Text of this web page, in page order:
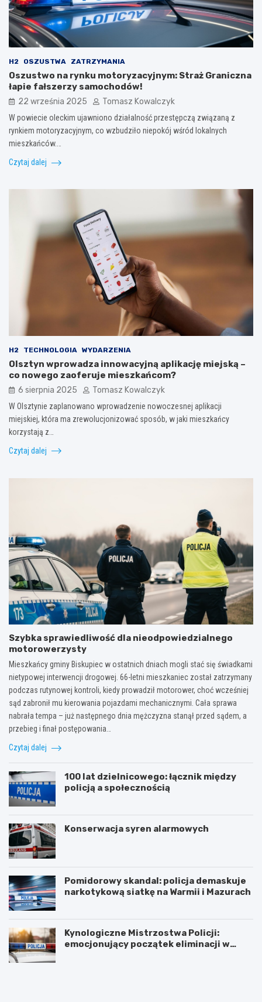
H2 OSZUSTWA ZATRZYMANIA
Oszustwo na rynku motoryzacyjnym: Straż Graniczna
łapie fałszerzy samochodów!
22 września 2025 Tomasz Kowalczyk
W powiecie oleckim ujawniono działalność przestępczą związaną z
rynkiem motoryzacyjnym, co wzbudziło niepokój wśród lokalnych
mieszkańców.…
Czytaj dalej
H2 TECHNOLOGIA WYDARZENIA
Olsztyn wprowadza innowacyjną aplikację miejską –
co nowego zaoferuje mieszkańcom?
6 sierpnia 2025 Tomasz Kowalczyk
W Olsztynie zaplanowano wprowadzenie nowoczesnej aplikacji
miejskiej, która ma zrewolucjonizować sposób, w jaki mieszkańcy
korzystają z…
Czytaj dalej
Szybka sprawiedliwość dla nieodpowiedzialnego
motorowerzysty
Mieszkańcy gminy Biskupiec w ostatnich dniach mogli stać się świadkami
nietypowej interwencji drogowej. 66-letni mieszkaniec został zatrzymany
podczas rutynowej kontroli, kiedy prowadził motorower, choć wcześniej
sąd zabronił mu kierowania pojazdami mechanicznymi. Cała sprawa
nabrała tempa – już następnego dnia mężczyzna stanął przed sądem, a
przebieg i finał postępowania…
Czytaj dalej
100 lat dzielnicowego: łącznik między
policją a społecznością
Konserwacja syren alarmowych
Pomidorowy skandal: policja demaskuje
narkotykową siatkę na Warmii i Mazurach
Kynologiczne Mistrzostwa Policji:
emocjonujący początek eliminacji w